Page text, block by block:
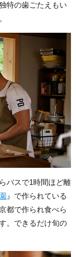
特の歯ごたえもい
バスで1時間ほど離
』で作られている
都で作られ食べら
。できるだけ旬の